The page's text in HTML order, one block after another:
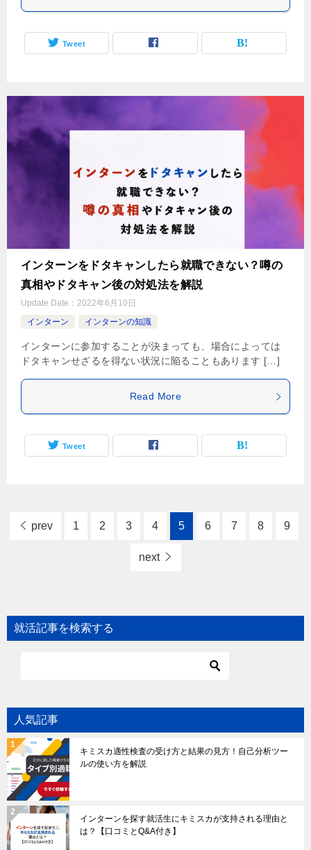
Tweet
インターンをドタキャンしたら就職できない？噂の
真相やドタキャン後の対処法を解説
Update Date： 2022年6月10日
インターン
インターンの知識
インターンに参加することが決まっても、場合によっては
ドタキャンせざるを得ない状況に陥ることもあります […]
Read More
Tweet
prev 1 2 3 4 5 6 7 8 9
next
就活記事を検索する
人気記事
キミスカ適性検査の受け方と結果の見方！自己分析ツー
ルの使い方を解説
インターンを探す就活生にキミスカが支持される理由と
は？【口コミとQ&A付き】